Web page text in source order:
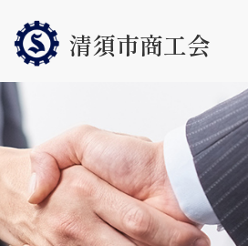
清須市商工会